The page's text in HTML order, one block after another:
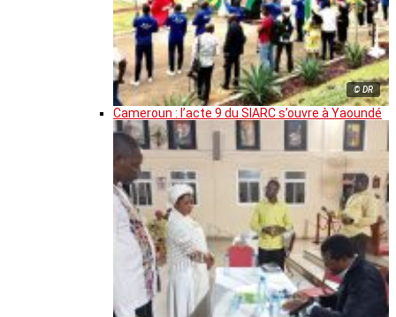
© DR
Cameroun : l’acte 9 du SIARC s’ouvre à Yaoundé